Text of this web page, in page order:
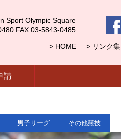
Sport Olympic Square
FAX.03-5843-0485
> HOME > リンク集
請
男子リーグ その他競技